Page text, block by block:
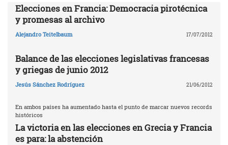
Elecciones en Francia: Democracia pirotécnica
y promesas al archivo
Alejandro Teitelbaum 17/07/2012
Balance de las elecciones legislativas francesas
y griegas de junio 2012
Jesús Sánchez Rodríguez 21/06/2012
En ambos países ha aumentado hasta el punto de marcar nuevos records
históricos
La victoria en las elecciones en Grecia y Francia
es para: la abstención